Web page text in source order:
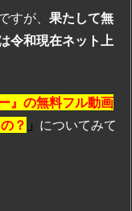
すが、 果たして無
令和現在ネット上
』の無料フル動画
？ 」 についてみて